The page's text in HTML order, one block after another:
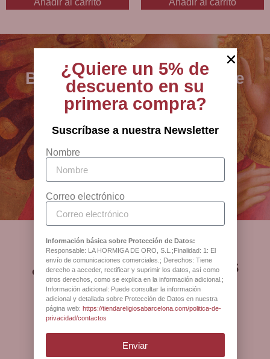
BCB - especialistas en arte
sacro, joyería y artículos
religiosos desde 1880
Antigua Botiga Catedral
¿Qué opinan nuestros
clientes?
Ver más opiniones
¿Quiere un 5% de
descuento en su
primera compra?
Suscríbase a nuestra Newsletter
Nombre
Correo electrónico
Información básica sobre Protección de Datos:
Responsable: LA HORMIGA DE ORO, S.L.;Finalidad: 1: El
envío de comunicaciones comerciales.; Derechos: Tiene
derecho a acceder, rectificar y suprimir los datos, así como
otros derechos, como se explica en la información adicional.;
Información adicional: Puede consultar la información
adicional y detallada sobre Protección de Datos en nuestra
página web: https://tiendareligiosabarcelona.com/politica-de-
privacidad/contactos
Enviar